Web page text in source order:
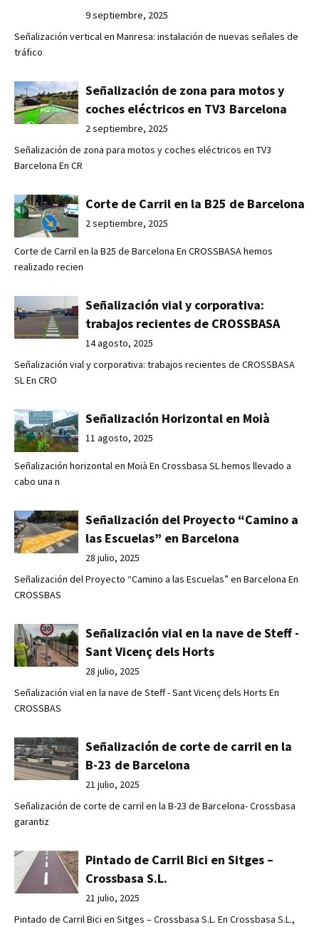
9 septiembre, 2025
Señalización vertical en Manresa: instalación de nuevas señales de
tráfico
Señalización de zona para motos y
coches eléctricos en TV3 Barcelona
2 septiembre, 2025
Señalización de zona para motos y coches eléctricos en TV3
Barcelona En CR
Corte de Carril en la B25 de Barcelona
2 septiembre, 2025
Corte de Carril en la B25 de Barcelona En CROSSBASA hemos
realizado recien
Señalización vial y corporativa:
trabajos recientes de CROSSBASA
14 agosto, 2025
Señalización vial y corporativa: trabajos recientes de CROSSBASA
SL En CRO
Señalización Horizontal en Moià
11 agosto, 2025
Señalización horizontal en Moià En Crossbasa SL hemos llevado a
cabo una n
Señalización del Proyecto “Camino a
las Escuelas” en Barcelona
28 julio, 2025
Señalización del Proyecto “Camino a las Escuelas” en Barcelona En
CROSSBAS
Señalización vial en la nave de Steff -
Sant Vicenç dels Horts
28 julio, 2025
Señalización vial en la nave de Steff - Sant Vicenç dels Horts En
CROSSBAS
Señalización de corte de carril en la
B-23 de Barcelona
21 julio, 2025
Señalización de corte de carril en la B-23 de Barcelona- Crossbasa
garantiz
Pintado de Carril Bici en Sitges –
Crossbasa S.L.
21 julio, 2025
Pintado de Carril Bici en Sitges – Crossbasa S.L. En Crossbasa S.L.,